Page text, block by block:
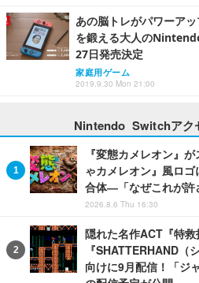
あの脳トレがパワーア
を鍛える大人の
27日発売決定
家庭用ゲーム
2019.9.30 Mon 21:00
Nintendo Switchアク
『変態カメレオン』
ゃカメレオン』風ロ
合体―「なぜこれが許
2026.8.6 Thu 16:30
隠れた名作ACT『特
『SHATTERHAND（
向けに9月配信！「ジ